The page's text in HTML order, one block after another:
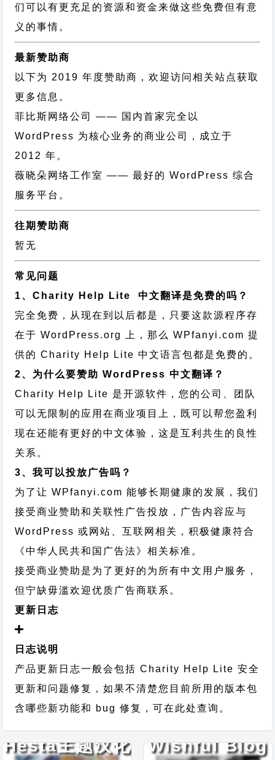
们可以有更充足的资源和资金来做这些免费但有意
义的事情。
最新赞助商
以下为 2019 年度赞助商，欢迎访问相关站点获取
更多信息。
菲比斯网络公司
—— 国内首家完全以
WordPress 为核心业务的商业公司，成立于
2012 年。
薇晓朵网络工作室 —— 最好的 WordPress 综合
服务平台。
往期赞助商
暂无
常见问题
1、Charity Help Lite 中文翻译是免费的吗？
完全免费，从现在到以后都是，只要这款源程序存
在于 WordPress.org 上，那么 WPfanyi.com 提
供的 Charity Help Lite 中文语言包都是免费的。
2、为什么要赞助 WordPress 中文翻译？
Charity Help Lite 是开源软件，您的公司、团队
可以无限制的应用在商业项目上，既可以帮您盈利
现在还能有更好的中文体验，这是互利共生的良性
关系。
3、我可以投放广告吗？
为了让 WPfanyi.com 能够长期健康的发展，我们
接受商业赞助和关联性广告投放，广告内容应与
WordPress 或网站、互联网相关，积极健康符合
《中华人民共和国广告法》相关标准。
接受商业赞助是为了更好的为所有中文用户服务，
但宁缺毋滥欢迎优质广告商联系。
更新日志
日志说明
产品更新日志一般会包括 Charity Help Lite 安全
更新和问题修复，如果不清楚您目前所用的版本包
含哪些新功能和 bug 修复，可在此处查询。
Hesta主题汉化
Wishful Blog